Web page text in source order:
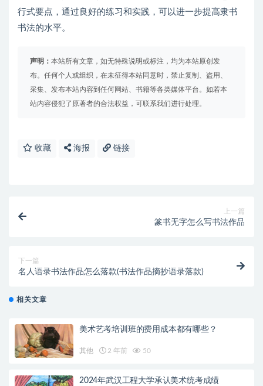
行式要点，通过良好的练习和实践，可以进一步提高隶书
书法的水平。
声明： 本站所有文章，如无特殊说明或标注，均为本站原创发
布。任何个人或组织，在未征得本站同意时，禁止复制、盗用、
采集、发布本站内容到任何网站、书籍等各类媒体平台。如若本
站内容侵犯了原著者的合法权益，可联系我们进行处理。
收藏 海报 链接
上一篇
篆书无字怎么写书法作品
下一篇
名人语录书法作品怎么落款(书法作品摘抄语录落款)
相关文章
美术艺考培训班的费用成本都有哪些？
其他 2 年前 50
2024年武汉工程大学承认美术统考成绩